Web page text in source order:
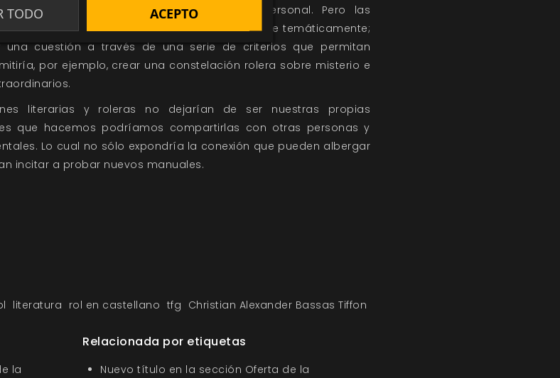
rolera basada en una posible evolución personal. Pero las
de la experiencia personal y pueden elaborarse temáticamente;
cuestión a través de una serie de criterios que permitan
por ejemplo, crear una constelación rolera sobre misterio e
literarias y roleras no dejarían de ser nuestras propias
que hacemos podríamos compartirlas con otras personas y
Lo cual no sólo expondría la conexión que pueden albergar
incitar a probar nuevos manuales.
literatura rol en castellano tfg Christian Alexander Bassas Tiffon
la
Relacionada por etiquetas
Nuevo título en la sección Oferta de la
TODO ACEPTO